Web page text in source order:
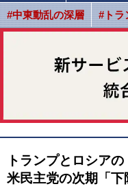
#中東動乱の深層 #トラ
トランプとロシア
米民主党の次期「